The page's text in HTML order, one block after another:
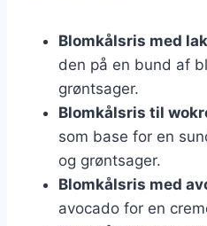
Blomkålsris med
den på en bund af
grøntsager.
Blomkålsris til
som base for en
og grøntsager.
Blomkålsris med
avocado for en